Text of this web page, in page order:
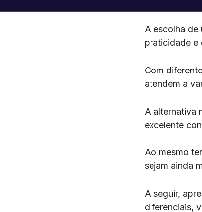
A escolha de
praticidade e
Com
atendem a
A alternativa
excelente
Ao mesmo
sejam ainda
A seguir,
diferenciais,